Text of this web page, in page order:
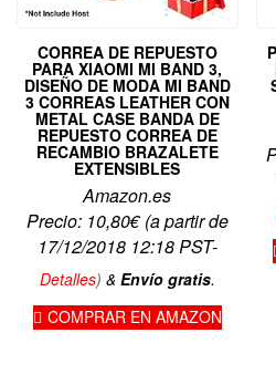
CORREA DE REPUESTO
PARA XIAOMI MI BAND 3,
DISEÑO DE MODA MI BAND
3 CORREAS LEATHER CON
METAL CASE BANDA DE
REPUESTO CORREA DE
RECAMBIO BRAZALETE
EXTENSIBLES
Amazon.es
Precio: 10,80€(a partir de
17/12/2018 12:18 PST-
Detalles) & Envío gratis.
COMPRAR EN AMAZON